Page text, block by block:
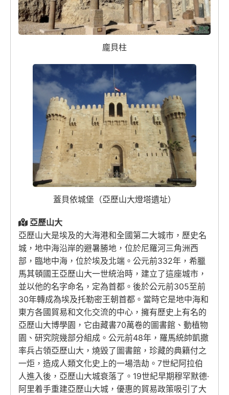
龐貝柱
蓋貝依城堡（亞歷山大燈塔遺址）
亞歷山大
亞歷山大是埃及的大海港和全國第二大城市，歷史名
城，地中海沿岸的避暑勝地，位於尼羅河三角洲西
部，臨地中海，位於埃及北端。公元前332年，希臘
馬其頓國王亞歷山大一世統治時，建立了這座城市，
並以他的名字命名，定為首都。後於公元前305至前
30年轉成為埃及托勒密王朝首都。當時它是地中海和
東方各國貿易和文化交流的中心，擁有歷史上有名的
亞歷山大博學園，它由藏書70萬卷的圖書館、動植物
園、研究院幾部分組成。公元前48年，羅馬統帥凱撒
率兵占領亞歷山大，燒毀了圖書館，珍藏的典籍付之
一炬，造成人類文化史上的一場浩劫。7世紀阿拉伯
人進入後，亞歷山大城衰落了。19世紀早期穆罕默德·
阿里着手重建亞歷山大城，優惠的貿易政策吸引了大